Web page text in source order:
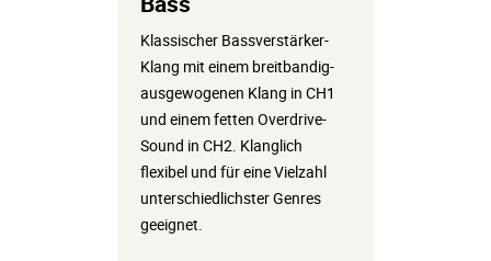
Klassischer Bassverstärker-
Klang mit einem breitbandig-
ausgewogenen Klang in CH1
und einem fetten Overdrive-
Sound in CH2. Klanglich
flexibel und für eine Vielzahl
unterschiedlichster Genres
geeignet.